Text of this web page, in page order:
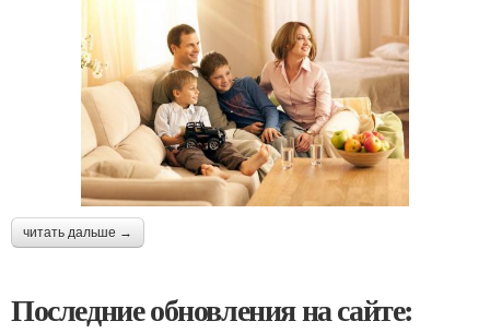
читать дальше →
Последние обновления на сайте: